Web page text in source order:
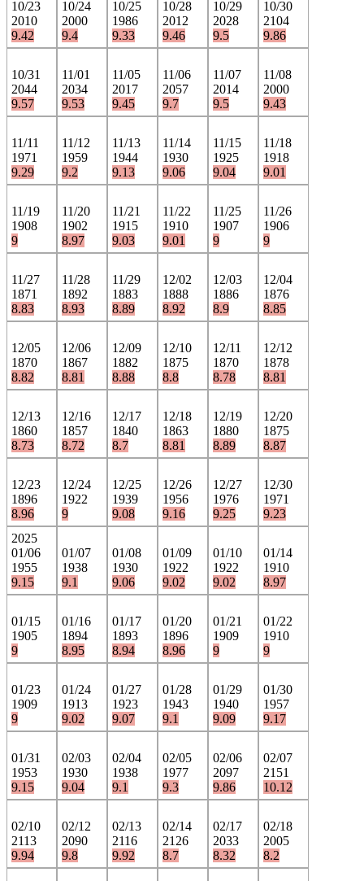
10/23
2010
9.42
10/24
2000
9.4
10/25
1986
9.33
10/28
2012
9.46
10/29
2028
9.5
10/30
2104
9.86
10/31
2044
9.57
11/01
2034
9.53
11/05
2017
9.45
11/06
2057
9.7
11/07
2014
9.5
11/08
2000
9.43
11/11
1971
9.29
11/12
1959
9.2
11/13
1944
9.13
11/14
1930
9.06
11/15
1925
9.04
11/18
1918
9.01
11/19
1908
9
11/20
1902
8.97
11/21
1915
9.03
11/22
1910
9.01
11/25
1907
9
11/26
1906
9
11/27
1871
8.83
11/28
1892
8.93
11/29
1883
8.89
12/02
1888
8.92
12/03
1886
8.9
12/04
1876
8.85
12/05
1870
8.82
12/06
1867
8.81
12/09
1882
8.88
12/10
1875
8.8
12/11
1870
8.78
12/12
1878
8.81
12/13
1860
8.73
12/16
1857
8.72
12/17
1840
8.7
12/18
1863
8.81
12/19
1880
8.89
12/20
1875
8.87
12/23
1896
8.96
12/24
1922
9
12/25
1939
9.08
12/26
1956
9.16
12/27
1976
9.25
12/30
1971
9.23
2025
01/06
1955
9.15
01/07
1938
9.1
01/08
1930
9.06
01/09
1922
9.02
01/10
1922
9.02
01/14
1910
8.97
01/15
1905
9
01/16
1894
8.95
01/17
1893
8.94
01/20
1896
8.96
01/21
1909
9
01/22
1910
9
01/23
1909
9
01/24
1913
9.02
01/27
1923
9.07
01/28
1943
9.1
01/29
1940
9.09
01/30
1957
9.17
01/31
1953
9.15
02/03
1930
9.04
02/04
1938
9.1
02/05
1977
9.3
02/06
2097
9.86
02/07
2151
10.12
02/10
2113
9.94
02/12
2090
9.8
02/13
2116
9.92
02/14
2126
8.7
02/17
2033
8.32
02/18
2005
8.2